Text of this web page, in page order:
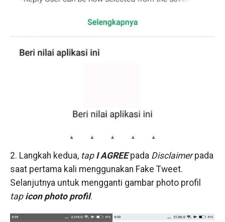
2. Langkah kedua, tap I AGREEpada Disclaimerpada
saat pertama kali menggunakan Fake Tweet.
Selanjutnya untuk mengganti gambar photo profil
tap icon photo profil.